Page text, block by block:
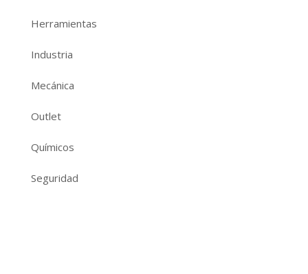
Herramientas
Industria
Mecánica
Outlet
Químicos
Seguridad